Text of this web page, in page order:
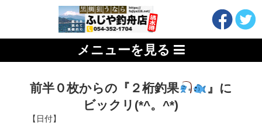
メニューを見る
前半０枚からの『２桁釣果
』に
ビックリ(*^。^*)
【日付】